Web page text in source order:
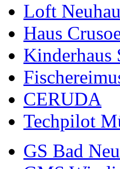
Loft
Haus
Kinderhaus
CERUDA
Techpilot
GS Bad